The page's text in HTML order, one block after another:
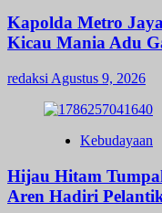
Kapolda Metro
Kicau Mania Adu
redaksi Agustus 9, 2026
Kebudayaan
Hijau Hitam
Aren Hadiri